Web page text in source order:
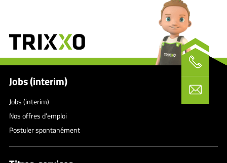
Jobs (interim)
Jobs (interim)
Nos offres d’emploi
Postuler spontanément